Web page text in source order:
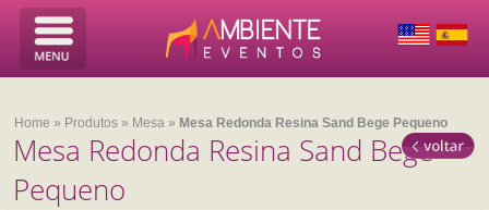
Home » Produtos » Mesa » Mesa Redonda Resina Sand Bege Pequeno
Mesa Redonda Resina Sand Bege
Pequeno